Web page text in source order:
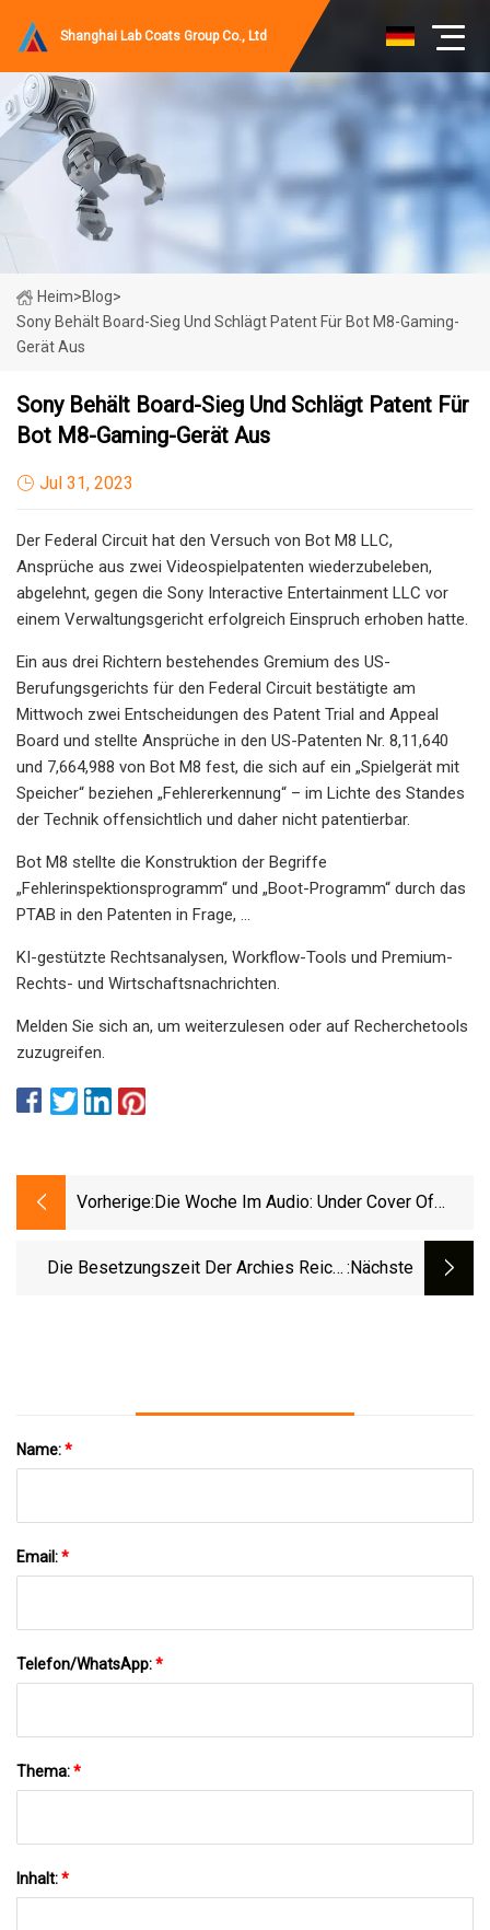
Shanghai Lab Coats Group Co., Ltd
Heim>Blog>
Sony Behält Board-Sieg Und Schlägt Patent Für Bot M8-Gaming-
Gerät Aus
Sony Behält Board-Sieg Und Schlägt Patent Für
Bot M8-Gaming-Gerät Aus
Jul 31, 2023
Der Federal Circuit hat den Versuch von Bot M8 LLC,
Ansprüche aus zwei Videospielpatenten wiederzubeleben,
abgelehnt, gegen die Sony Interactive Entertainment LLC vor
einem Verwaltungsgericht erfolgreich Einspruch erhoben hatte.
Ein aus drei Richtern bestehendes Gremium des US-
Berufungsgerichts für den Federal Circuit bestätigte am
Mittwoch zwei Entscheidungen des Patent Trial and Appeal
Board und stellte Ansprüche in den US-Patenten Nr. 8,11,640
und 7,664,988 von Bot M8 fest, die sich auf ein „Spielgerät mit
Speicher“ beziehen „Fehlererkennung“ – im Lichte des Standes
der Technik offensichtlich und daher nicht patentierbar.
Bot M8 stellte die Konstruktion der Begriffe
„Fehlerinspektionsprogramm“ und „Boot-Programm“ durch das
PTAB in den Patenten in Frage, ...
KI-gestützte Rechtsanalysen, Workflow-Tools und Premium-
Rechts- und Wirtschaftsnachrichten.
Melden Sie sich an, um weiterzulesen oder auf Recherchetools
zuzugreifen.
Vorherige: Die Woche Im Audio: Under Cover Of
Prozess Gegen Lucy Letby; Vier Seiten
Die Besetzungszeit Der Archies Reicht :nächste
Name:*
Email:*
Telefon/WhatsApp:*
Thema:*
Inhalt:*